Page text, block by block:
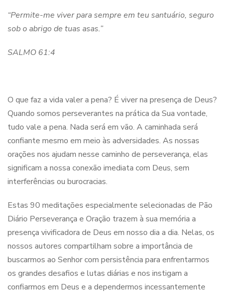
“Permite-me viver para sempre em teu santuário, seguro
sob o abrigo de tuas asas.”
SALMO 61:4
O que faz a vida valer a pena? É viver na presença de Deus?
Quando somos perseverantes na prática da Sua vontade,
tudo vale a pena. Nada será em vão. A caminhada será
confiante mesmo em meio às adversidades. As nossas
orações nos ajudam nesse caminho de perseverança, elas
significam a nossa conexão imediata com Deus, sem
interferências ou burocracias.
Estas 90 meditações especialmente selecionadas de Pão
Diário Perseverança e Oração trazem à sua memória a
presença vivificadora de Deus em nosso dia a dia. Nelas, os
nossos autores compartilham sobre a importância de
buscarmos ao Senhor com persistência para enfrentarmos
os grandes desafios e lutas diárias e nos instigam a
confiarmos em Deus e a dependermos incessantemente